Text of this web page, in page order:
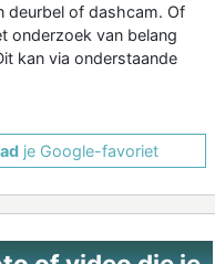
deurbel of dashcam. Of
onderzoek van belang
kan via onderstaande
je Google-favoriet